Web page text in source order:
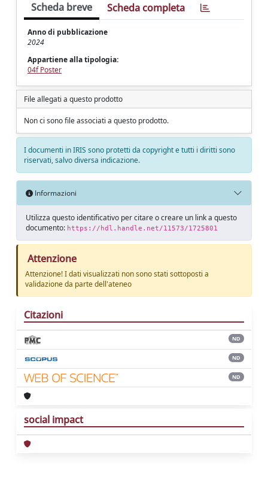
Scheda breve Scheda completa
Anno di pubblicazione
2024
Appartiene alla tipologia:
04f Poster
File allegati a questo prodotto
Non ci sono file associati a questo prodotto.
I documenti in IRIS sono protetti da copyright e tutti i diritti sono
riservati, salvo diversa indicazione.
Informazioni
Utilizza questo identificativo per citare o creare un link a questo
documento: https://hdl.handle.net/11573/1725801
Attenzione
Attenzione! I dati visualizzati non sono stati sottoposti a
validazione da parte dell'ateneo
Citazioni
ND
ND
ND
social impact